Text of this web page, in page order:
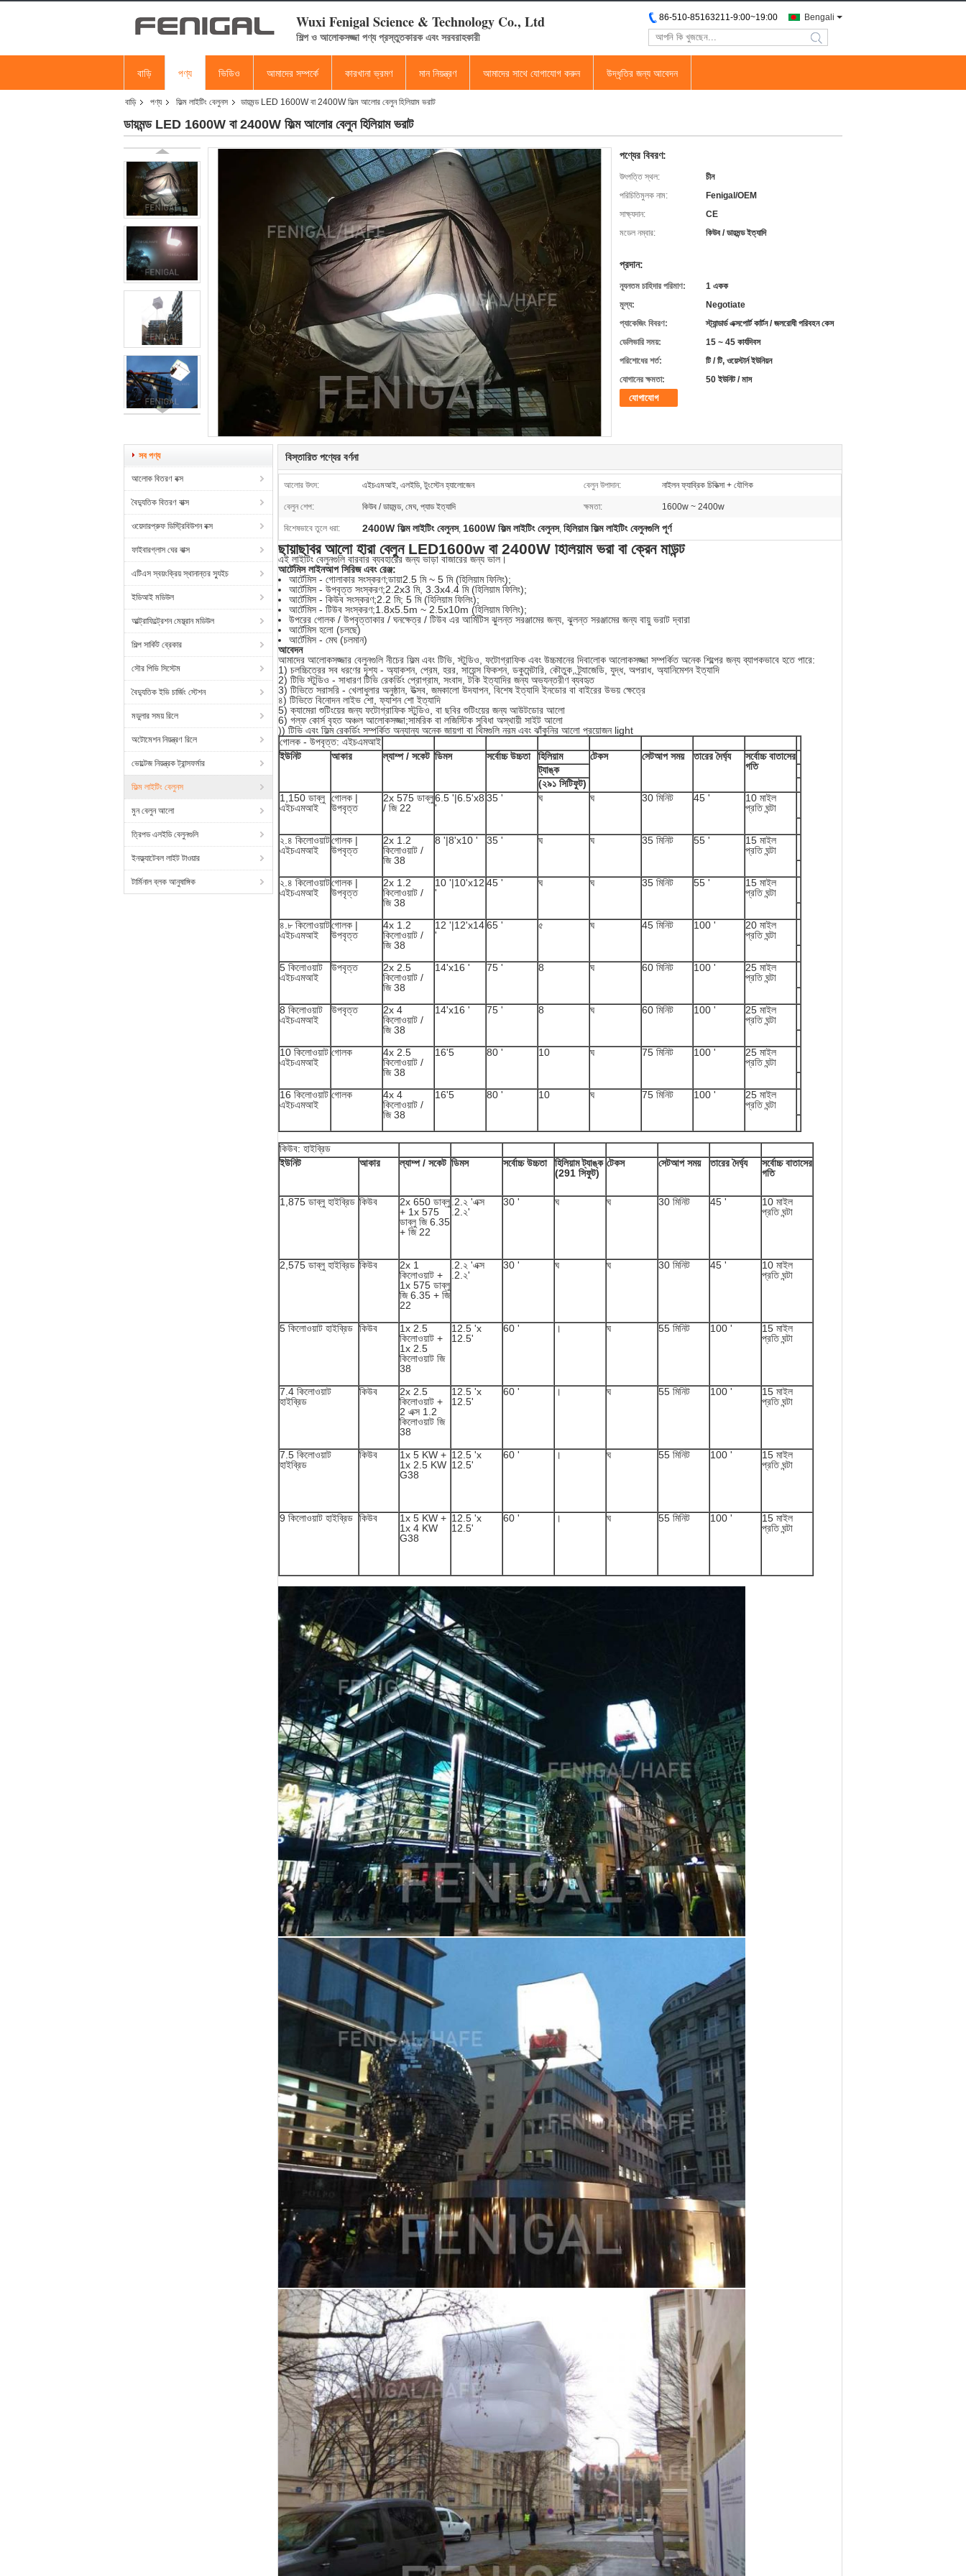
Wuxi Fenigal Science & Technology Co., Ltd
শিল্প ও আলোকসজ্জা পণ্য প্রস্তুতকারক এবং সরবরাহকারী
Bengali
86-510-85163211-9:00~19:00
search
বাড়ি পণ্য ভিডিও আমাদের সম্পর্কে কারখানা ভ্রমণ মান নিয়ন্ত্রণ আমাদের সাথে যোগাযোগ করুন উদ্ধৃতির জন্য আবেদন
বাড়ি পণ্য ফিল্ম লাইটিং বেলুনস ডায়মন্ড LED 1600W বা 2400W ফিল্ম আলোর বেলুন হিলিয়াম ভরাট
ডায়মন্ড LED 1600W বা 2400W ফিল্ম আলোর বেলুন হিলিয়াম ভরাট
পণ্যের বিবরণ:
উৎপত্তি স্থল:
চীন
পরিচিতিমুলক নাম:
Fenigal/OEM
সাক্ষ্যদান:
CE
মডেল নম্বার:
কিউব / ডায়মন্ড ইত্যাদি
প্রদান:
ন্যূনতম চাহিদার পরিমাণ:
1 একক
মূল্য:
Negotiate
প্যাকেজিং বিবরণ:
স্ট্যান্ডার্ড এক্সপোর্ট কার্টন / জলরোধী পরিবহন কেস
ডেলিভারি সময়:
15 ~ 45 কার্যদিবস
পরিশোধের শর্ত:
টি / টি, ওয়েস্টার্ন ইউনিয়ন
যোগানের ক্ষমতা:
50 ইউনিট / মাস
যোগাযোগ
সব পণ্য
আলোক বিতরণ বক্স
বৈদ্যুতিক বিতরণ বাক্স
ওয়েদারপ্রুফ ডিস্ট্রিবিউশন বক্স
ফাইবারগ্লাস ঘের বাক্স
এটিএস স্বয়ংক্রিয় স্থানান্তর স্যুইচ
ইডিআই মডিউল
আল্ট্রাফিল্ট্রেশন মেম্ব্রান মডিউল
শিল্প সার্কিট ব্রেকার
সৌর পিভি সিস্টেম
বৈদ্যুতিক ইভি চার্জিং স্টেশন
মডুলার সময় রিলে
অটোমেশন নিয়ন্ত্রণ রিলে
ভোল্টেজ নিয়ন্ত্রক ট্রান্সফর্মার
ফিল্ম লাইটিং বেলুনস
মুন বেলুন আলো
ত্রিপড এলইডি বেলুনগুলি
ইনফ্ল্যাটেবল লাইট টাওয়ার
টার্মিনাল ব্লক আনুষাঙ্গিক
বিস্তারিত পণ্যের বর্ণনা
আলোর উৎস: এইচএমআই, এলইডি, টুংস্টেন হ্যালোজেন বেলুন উপাদান: নাইলন ফ্যাব্রিক চিকিত্সা + যৌগিক
বেলুন শেপ: কিউব / ডায়মন্ড, মেঘ, প্যাড ইত্যাদি ক্ষমতা: 1600w ~ 2400w
বিশেষভাবে তুলে ধরা: 2400W ফিল্ম লাইটিং বেলুনস, 1600W ফিল্ম লাইটিং বেলুনস, হিলিয়াম ফিল্ম লাইটিং বেলুনগুলি পূর্ণ
ছায়াছবির আলো হীরা বেলুন LED1600w বা 2400W হিলিয়াম ভরা বা ক্রেন মাউন্ট
এই লাইটিং বেলুনগুলি বারবার ব্যবহারের জন্য ভাড়া বাজারের জন্য ভাল।
আর্টেমিস লাইনআপ সিরিজ এবং রেঞ্জ:
আর্টেমিস - গোলাকার সংস্করণ;ডায়া2.5 মি ~ 5 মি (হিলিয়াম ফিলিং);
আর্টেমিস - উপবৃত্ত সংস্করণ;2.2x3 মি, 3.3x4.4 মি (হিলিয়াম ফিলিং);
আর্টেমিস - কিউব সংস্করণ;2.2 মি; 5 মি (হিলিয়াম ফিলিং);
আর্টেমিস - টিউব সংস্করণ;1.8x5.5m ~ 2.5x10m (হিলিয়াম ফিলিং);
উপরের গোলক / উপবৃত্তাকার / ঘনক্ষেত্র / টিউব এর আর্মিটিস ঝুলন্ত সরঞ্জামের জন্য, ঝুলন্ত সরঞ্জামের জন্য বায়ু ভরাট দ্বারা
আর্টেমিস হলো (চলছে)
আর্টেমিস - মেঘ (চলমান)
আবেদন
আমাদের আলোকসজ্জার বেলুনগুলি নীচের ফিল্ম এবং টিভি, স্টুডিও, ফটোগ্রাফিক এবং উচ্চমানের দিবালোক আলোকসজ্জা সম্পর্কিত অনেক শিল্পের জন্য ব্যাপকভাবে হতে পারে:
1) চলচ্চিত্রের সব ধরণের দৃশ্য - অ্যাকশন, প্রেম, হরর, সায়েন্স ফিকশন, ডকুমেন্টারি, কৌতুক, ট্র্যাজেডি, যুদ্ধ, অপরাধ, অ্যানিমেশন ইত্যাদি
2) টিভি স্টুডিও - সাধারণ টিভি রেকর্ডিং প্রোগ্রাম, সংবাদ, টকি ইত্যাদির জন্য অভ্যন্তরীণ ব্যবহৃত
3) টিভিতে সরাসরি - খেলাধুলার অনুষ্ঠান, উত্সব, জমকালো উদযাপন, বিশেষ ইত্যাদি ইনডোর বা বাইরের উভয় ক্ষেত্রে
৪) টিভিতে বিনোদন লাইভ শো, ফ্যাশন শো ইত্যাদি
5) ক্যামেরা শুটিংয়ের জন্য ফটোগ্রাফিক স্টুডিও, বা ছবির শুটিংয়ের জন্য আউটডোর আলো
6) গল্ফ কোর্স বৃহত অঞ্চল আলোকসজ্জা;সামরিক বা লজিস্টিক সুবিধা অস্থায়ী সাইট আলো
)) টিভি এবং ফিল্ম রেকর্ডিং সম্পর্কিত অন্যান্য অনেক জায়গা বা থিমগুলি নরম এবং ঝাঁকুনির আলো প্রয়োজন light
গোলক - উপবৃত্ত: এইচএমআই
ইউনিট
আকার ল্যাম্প / সকেট ডিমস সর্বোচ্চ উচ্চতা হিলিয়াম টেকস সেটআপ সময় তারের দৈর্ঘ্য
সর্বোচ্চ বাতাসের
গতি
ট্যাঙ্ক
(২৯১ সিটিফুট)
1,150 ডাব্লু
এইচএমআই
গোলক |
উপবৃত্ত
2x 575 ডাব্লু
/ জি 22
6.5 '|6.5'x8
'
35 ' ঘ ঘ 30 মিনিট 45 '
10 মাইল
প্রতি ঘন্টা
২.৪ কিলোওয়াট
এইচএমআই
গোলক |
উপবৃত্ত
2x 1.2
কিলোওয়াট /
জি 38
8 '|8'x10 ' 35 ' ঘ ঘ 35 মিনিট 55 '
15 মাইল
প্রতি ঘন্টা
২.৪ কিলোওয়াট
এইচএমআই
গোলক |
উপবৃত্ত
2x 1.2
কিলোওয়াট /
জি 38
10 '|10'x12
'
45 ' ঘ ঘ 35 মিনিট 55 '
15 মাইল
প্রতি ঘন্টা
৪.৮ কিলোওয়াট
এইচএমআই
গোলক |
উপবৃত্ত
4x 1.2
কিলোওয়াট /
জি 38
12 '|12'x14
'
65 ' ৫ ঘ 45 মিনিট 100 '
20 মাইল
প্রতি ঘন্টা
5 কিলোওয়াট
এইচএমআই
উপবৃত্ত
2x 2.5
কিলোওয়াট /
জি 38
14'x16 ' 75 ' 8 ঘ 60 মিনিট 100 '
25 মাইল
প্রতি ঘন্টা
8 কিলোওয়াট
এইচএমআই
উপবৃত্ত
2x 4
কিলোওয়াট /
জি 38
14'x16 ' 75 ' 8 ঘ 60 মিনিট 100 '
25 মাইল
প্রতি ঘন্টা
10 কিলোওয়াট
এইচএমআই
গোলক
4x 2.5
কিলোওয়াট /
জি 38
16'5 80 ' 10 ঘ 75 মিনিট 100 '
25 মাইল
প্রতি ঘন্টা
16 কিলোওয়াট
এইচএমআই
গোলক
4x 4
কিলোওয়াট /
জি 38
16'5 80 ' 10 ঘ 75 মিনিট 100 '
25 মাইল
প্রতি ঘন্টা
কিউব: হাইব্রিড
ইউনিট
আকার ল্যাম্প / সকেট ডিমস সর্বোচ্চ উচ্চতা
হিলিয়াম ট্যাঙ্ক
(291 সিফুট)
টেকস সেটআপ সময় তারের দৈর্ঘ্য
সর্বোচ্চ বাতাসের
গতি
1,875 ডাব্লু হাইব্রিড কিউব
2x 650 ডাব্লু
+ 1x 575
ডাব্লু জি 6.35
+ জি 22
.2.২ 'এক্স
.2.২'
30 ' ঘ ঘ 30 মিনিট 45 '
10 মাইল
প্রতি ঘন্টা
2,575 ডাব্লু হাইব্রিড কিউব
2x 1
কিলোওয়াট +
1x 575 ডাব্লু
জি 6.35 + জি
22
.2.২ 'এক্স
.2.২'
30 ' ঘ ঘ 30 মিনিট 45 '
10 মাইল
প্রতি ঘন্টা
5 কিলোওয়াট হাইব্রিড কিউব
1x 2.5
কিলোওয়াট +
1x 2.5
কিলোওয়াট জি
38
12.5 'x
12.5'
60 ' । ঘ 55 মিনিট 100 '
15 মাইল
প্রতি ঘন্টা
7.4 কিলোওয়াট
হাইব্রিড
কিউব
2x 2.5
কিলোওয়াট +
2 এক্স 1.2
কিলোওয়াট জি
38
12.5 'x
12.5'
60 ' । ঘ 55 মিনিট 100 '
15 মাইল
প্রতি ঘন্টা
7.5 কিলোওয়াট
হাইব্রিড
কিউব
1x 5 KW +
1x 2.5 KW
G38
12.5 'x
12.5'
60 ' । ঘ 55 মিনিট 100 '
15 মাইল
প্রতি ঘন্টা
9 কিলোওয়াট হাইব্রিড কিউব
1x 5 KW +
1x 4 KW
G38
12.5 'x
12.5'
60 ' । ঘ 55 মিনিট 100 '
15 মাইল
প্রতি ঘন্টা